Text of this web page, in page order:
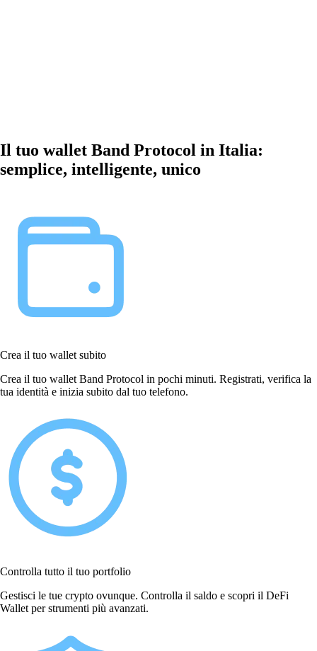
Il tuo wallet Band Protocol in Italia:
semplice, intelligente, unico
Crea il tuo wallet subito
Crea il tuo wallet Band Protocol in pochi minuti. Registrati, verifica la
tua identità e inizia subito dal tuo telefono.
Controlla tutto il tuo portfolio
Gestisci le tue crypto ovunque. Controlla il saldo e scopri il DeFi
Wallet per strumenti più avanzati.